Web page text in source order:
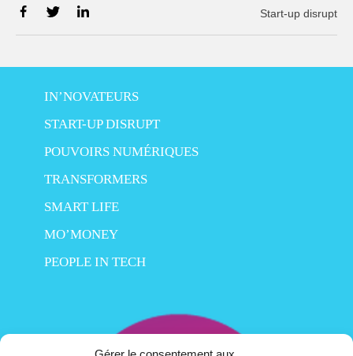
Start-up disrupt
IN’NOVATEURS
START-UP DISRUPT
POUVOIRS NUMÉRIQUES
TRANSFORMERS
SMART LIFE
MO’MONEY
PEOPLE IN TECH